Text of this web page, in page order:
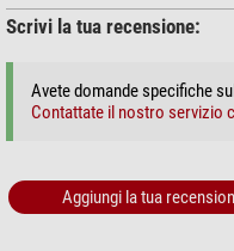
nanometri.
L'uso dell'ADC dipende dal
essere utile l'uso di una
Scrivi la tua recensione:
Avete domande specifiche
Contattate il nostro servizio
Aggiungi la tua